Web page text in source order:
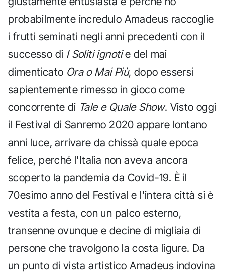
probabilmente incredulo Amadeus raccoglie
i frutti seminati negli anni precedenti con il
successo di I Soliti ignotie del mai
dimenticato Ora o Mai Più, dopo essersi
sapientemente rimesso in gioco come
concorrente di Tale e Quale Show. Visto oggi
il Festival di Sanremo 2020 appare lontano
anni luce, arrivare da chissà quale epoca
felice, perché l'Italia non aveva ancora
scoperto la pandemia da Covid-19. È il
70esimo anno del Festival e l'intera città si è
vestita a festa, con un palco esterno,
transenne ovunque e decine di migliaia di
persone che travolgono la costa ligure. Da
un punto di vista artistico Amadeus indovina